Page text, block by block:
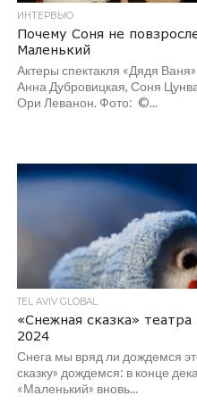
ИНТЕРВЬЮ
Почему Соня не
Маленький
Актеры спектакля «Дядя
Анна Дубровицкая, Соня
Ори Леванон. Фото: ©...
TEL AVIV GLOBAL
«Снежная сказка»
2024
Снега мы вряд ли дождемся
сказку» дождемся: в конце
«Маленький» вновь...